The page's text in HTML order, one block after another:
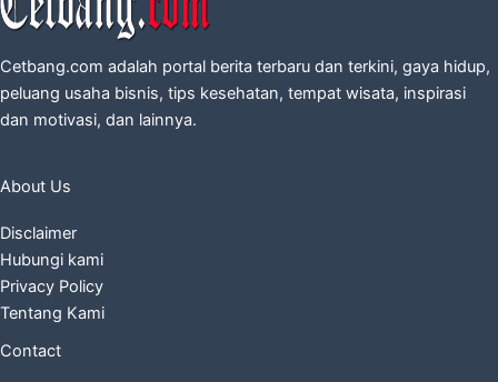
Cetbang.com adalah portal berita terbaru dan terkini, gaya hidup,
peluang usaha bisnis, tips kesehatan, tempat wisata, inspirasi
dan motivasi, dan lainnya.
About Us
Disclaimer
Hubungi kami
Privacy Policy
Tentang Kami
Contact